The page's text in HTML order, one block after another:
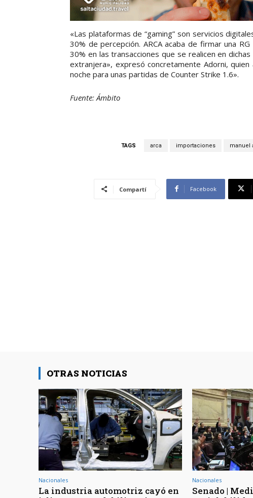
«Las plataformas de “gaming” son servicios
30% de percepción. ARCA acaba de firmar una
30% en las transacciones que se realicen en
extranjera», expresó concretamente Adorni,
noche para unas partidas de Counter Strike 1.6».
Fuente: Ámbito
TAGS arca importaciones manuel
Compartí Facebook
OTRAS NOTICIAS
Nacionales
La industria automotriz cayó en
Nacionales
Senado |